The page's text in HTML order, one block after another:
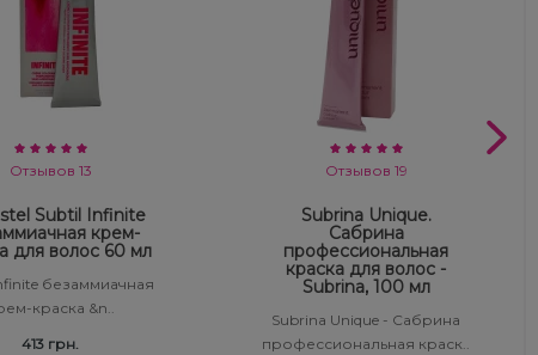
Отзывов 13
Subtil Infinite
крем-
для волос 60 мл
безаммиачная
краска &n..
413 грн.
Отзывов 19
Subrina Unique.
Сабрина
профессиональная
краска для волос -
Subrina, 100 мл
Subrina Unique - Сабрина
профессиональная краск..